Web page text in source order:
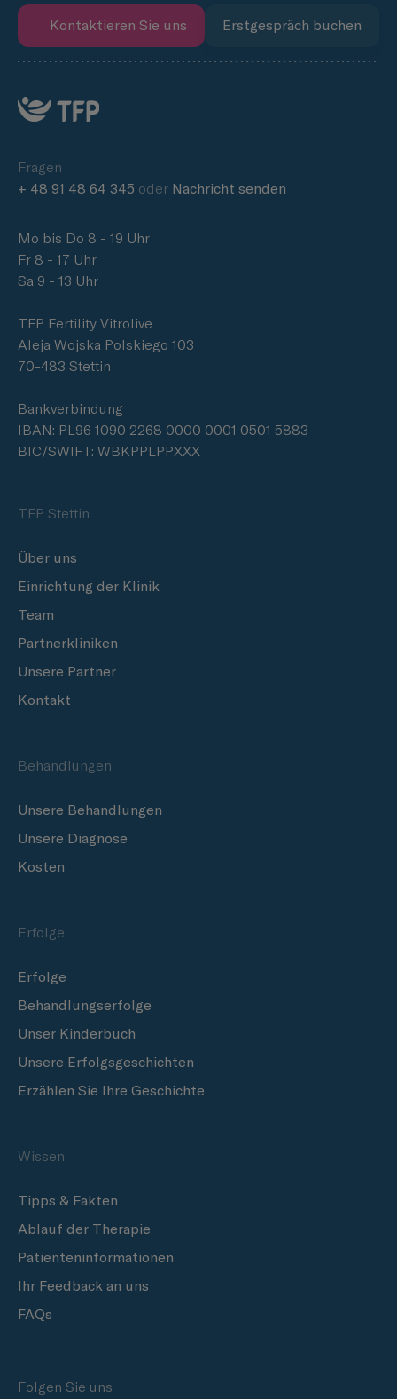
Kontaktieren Sie uns Erstgespräch buchen
Fragen
+ 48 91 48 64 345 oder Nachricht senden
Mo bis Do 8 - 19 Uhr
Fr 8 - 17 Uhr
Sa 9 - 13 Uhr
TFP Fertility Vitrolive
Aleja Wojska Polskiego 103
70-483 Stettin
Bankverbindung
IBAN: PL96 1090 2268 0000 0001 0501 5883
BIC/SWIFT: WBKPPLPPXXX
TFP Stettin
Über uns
Einrichtung der Klinik
Team
Partnerkliniken
Unsere Partner
Kontakt
Behandlungen
Unsere Behandlungen
Unsere Diagnose
Kosten
Erfolge
Erfolge
Behandlungserfolge
Unser Kinderbuch
Unsere Erfolgsgeschichten
Erzählen Sie Ihre Geschichte
Wissen
Tipps & Fakten
Ablauf der Therapie
Patienteninformationen
Ihr Feedback an uns
FAQs
Folgen Sie uns